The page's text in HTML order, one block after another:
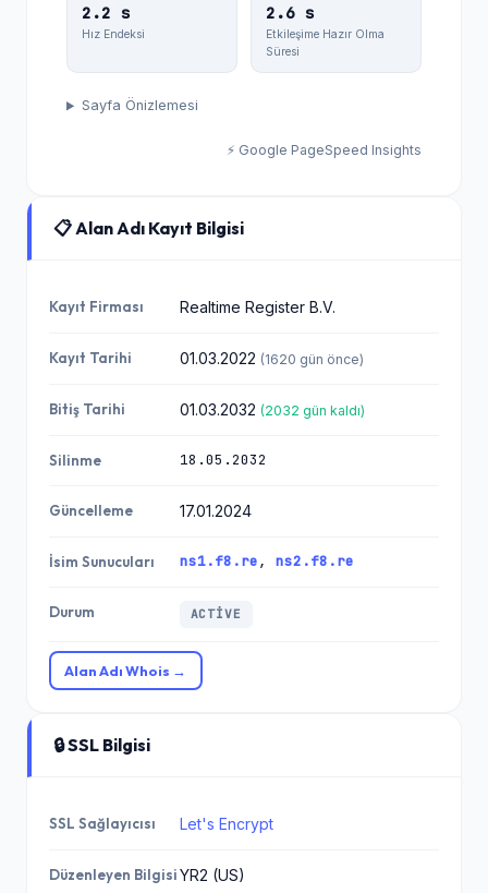
2.2 s
Hız Endeksi
2.6 s
Etkileşime Hazır Olma
Süresi
Sayfa Önizlemesi
⚡ Google PageSpeed Insights
📋 Alan Adı Kayıt Bilgisi
Kayıt Firması Realtime Register B.V.
Kayıt Tarihi 01.03.2022 (1620 gün önce)
Bitiş Tarihi 01.03.2032 (2032 gün kaldı)
Silinme 18.05.2032
Güncelleme 17.01.2024
İsim Sunucuları ns1.f8.re, ns2.f8.re
Durum ACTIVE
Alan Adı Whois →
🔒 SSL Bilgisi
SSL Sağlayıcısı Let's Encrypt
Düzenleyen BilgisiYR2 (US)